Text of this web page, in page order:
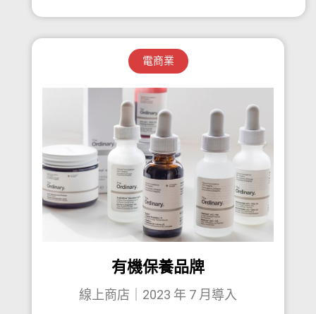
電商業
有機保養品牌
線上商店｜2023 年 7 月導入